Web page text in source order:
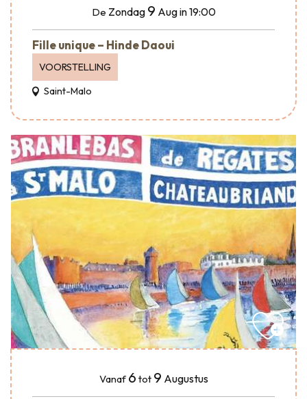
De Zondag 9 Augin 19:00
Fille unique – Hinde Daoui
VOORSTELLING
Saint-Malo
Vanaf 6 tot 9 Augustus